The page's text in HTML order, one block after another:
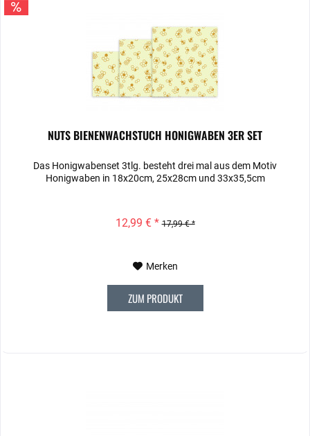
NUTS BIENENWACHSTUCH HONIGWABEN 3ER SET
Das Honigwabenset 3tlg. besteht drei mal aus dem Motiv
Honigwaben in 18x20cm, 25x28cm und 33x35,5cm
12,99 € * 17,99 € *
Merken
ZUM PRODUKT